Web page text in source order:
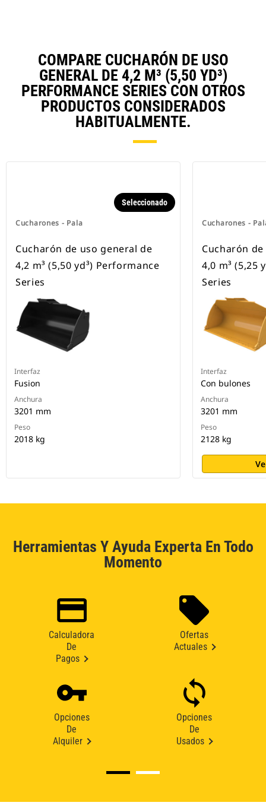
COMPARE CUCHARÓN DE USO
GENERAL DE 4,2 M³ (5,50 YD³)
PERFORMANCE SERIES CON OTROS
PRODUCTOS CONSIDERADOS
HABITUALMENTE.
Cucharones - Pala
Seleccionado
Cucharón de uso general de
4,2 m³ (5,50 yd³) Performance
Series
Interfaz
Fusion
Anchura
3201 mm
Peso
2018 kg
Cucharones -
Cucharón
4,0 m³ (5,25
Series
Interfaz
Con bulones
Anchura
3201 mm
Peso
2128 kg
Herramientas Y Ayuda Experta En Todo
Momento
Calculadora
De
Pagos
Ofertas
Actuales
Opciones
De
Alquiler
Opciones
De
Usados